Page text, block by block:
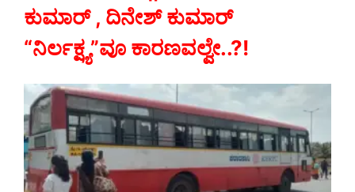
ಕುಮಾರ್ , ದಿನೇಶ್ ಕುಮಾರ್
“ನಿರ್ಲಕ್ಷ್ಯ”ವೂ ಕಾರಣವಲ್ವೇ..?!